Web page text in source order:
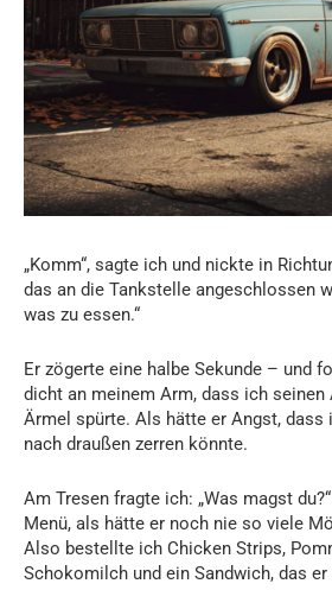
„Komm“, sagte ich und nickte in
das an die Tankstelle angeschlossen
was zu essen.“
Er zögerte eine halbe Sekunde – und
dicht an meinem Arm, dass ich seinen
Ärmel spürte. Als hätte er Angst, dass
nach draußen zerren könnte.
Am Tresen fragte ich: „Was magst
Menü, als hätte er noch nie so viele
Also bestellte ich Chicken Strips,
Schokomilch und ein Sandwich, das